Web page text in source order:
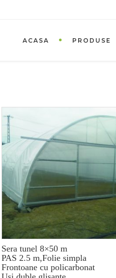
ACASA PRODUSE
Sera tunel 8×50 m
PAS 2.5 m,Folie simpla
Frontoane cu policarbonat